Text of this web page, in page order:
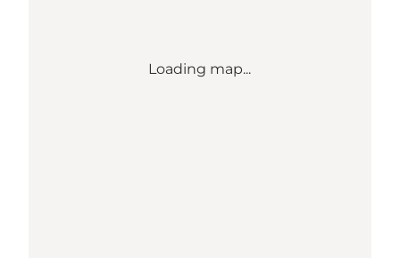
Loading map...